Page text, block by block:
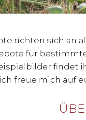
richten sich an
für
findet
freue mich auf